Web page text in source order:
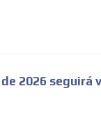
2026 seguirá